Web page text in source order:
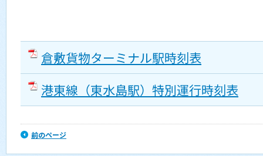
倉敷貨物ターミナル駅時刻表
港東線（東水島駅）特別運行時刻表
前のページ